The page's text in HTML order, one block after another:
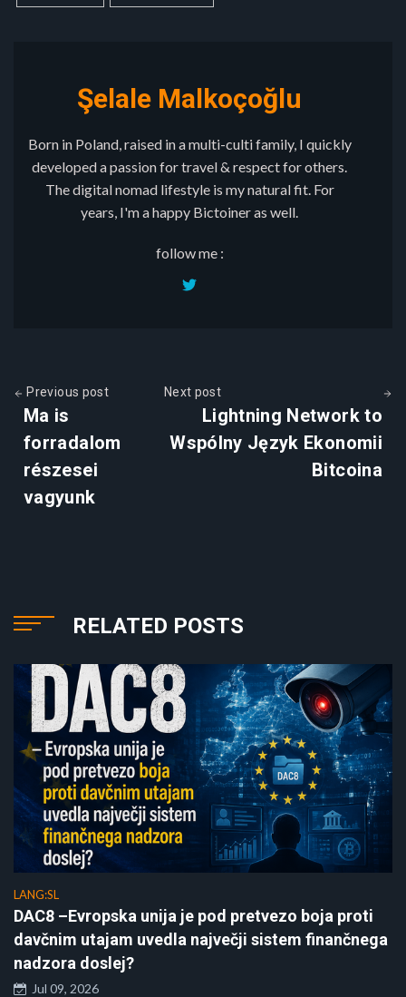
Şelale Malkoçoğlu
Born in Poland, raised in a multi-culti family, I quickly
developed a passion for travel & respect for others.
The digital nomad lifestyle is my natural fit. For
years, I'm a happy Bictoiner as well.
follow me :
Previous post
Ma is
forradalom
részesei
vagyunk
Next post
Lightning Network to
Wspólny Język Ekonomii
Bitcoina
RELATED POSTS
LANG:SL
DAC8 –Evropska unija je pod pretvezo boja proti
davčnim utajam uvedla največji sistem finančnega
nadzora doslej?
Jul 09, 2026